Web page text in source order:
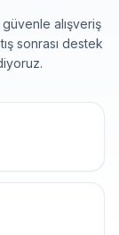
alışveriş
sonrası destek